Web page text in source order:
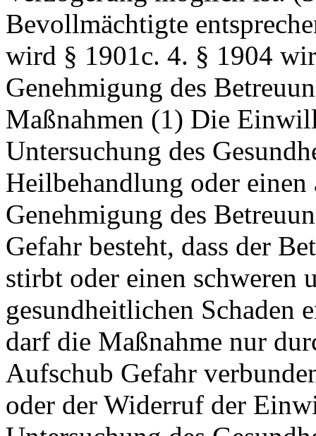
Bevollmächtigte
wird § 1901c. 4. § 1904
Genehmigung des
Maßnahmen (1) Die
Untersuchung des
Heilbehandlung oder
Genehmigung des
Gefahr besteht, dass der
stirbt oder einen schweren
gesundheitlichen Schaden
darf die Maßnahme nur
Aufschub Gefahr
oder der Widerruf der